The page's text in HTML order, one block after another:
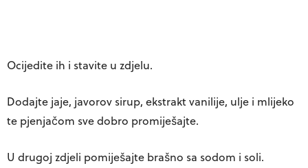
Ocijedite ih i stavite u zdjelu.
Dodajte jaje, javorov sirup, ekstrakt vanilije, ulje i mlijeko
te pjenjačom sve dobro promiješajte.
U drugoj zdjeli pomiješajte brašno sa sodom i soli.